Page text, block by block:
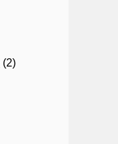
(2)